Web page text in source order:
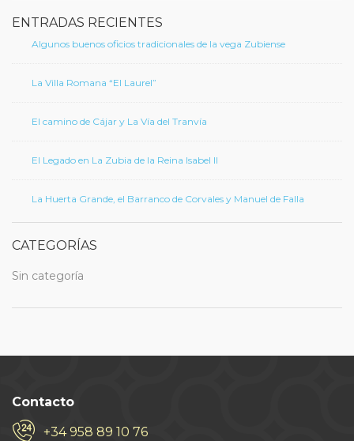
ENTRADAS RECIENTES
Algunos buenos oficios tradicionales de la vega Zubiense
La Villa Romana “El Laurel”
El camino de Cájar y La Vía del Tranvía
El Legado en La Zubia de la Reina Isabel II
La Huerta Grande, el Barranco de Corvales y Manuel de Falla
CATEGORÍAS
Sin categoría
Contacto
+34 958 89 10 76